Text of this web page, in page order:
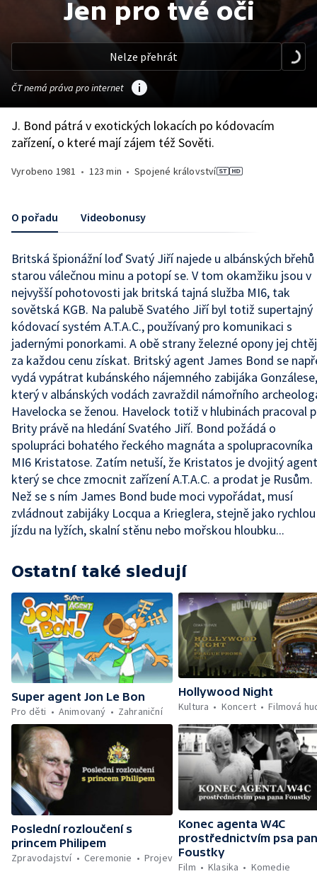
Jen pro tvé oči
Nelze přehrát
ČT nemá práva pro internet
J. Bond pátrá v exotických lokacích po kódovacím
zařízení, o které mají zájem též Sověti.
Vyrobeno 1981 • 123 min •Spojené království
O pořadu Videobonusy
Britská špionážní loď Svatý Jiří najede u albánských břehů
starou válečnou minu a potopí se. V tom okamžiku jsou v
nejvyšší pohotovosti jak britská tajná služba MI6, tak
sovětská KGB. Na palubě Svatého Jiří byl totiž supertajný
kódovací systém A.T.A.C., používaný pro komunikaci s
jadernými ponorkami. A obě strany železné opony jej
za každou cenu získat. Britský agent James Bond se
vydá vypátrat kubánského nájemného zabijáka Gonzálese,
který v albánských vodách zavraždil námořního
Havelocka se ženou. Havelock totiž v hlubinách pracoval
Brity právě na hledání Svatého Jiří. Bond požádá o
spolupráci bohatého řeckého magnáta a spolupracovníka
MI6 Kristatose. Zatím netuší, že Kristatos je dvojitý
který se chce zmocnit zařízení A.T.A.C. a prodat je Rusům.
Než se s ním James Bond bude moci vypořádat, musí
zvládnout zabijáky Locqua a Krieglera, stejně jako rychlou
jízdu na lyžích, skalní stěnu nebo mořskou hloubku...
Ostatní také sledují
Super agent Jon Le Bon
Pro děti
Animovaný Zahraniční
Hollywood Night
Kultura
Koncert Filmová
Poslední rozloučení s
princem Philipem
Zpravodajství
Ceremonie Projev
Konec agenta W4C
prostřednictvím psa
Foustky
Film
Klasika Komedie